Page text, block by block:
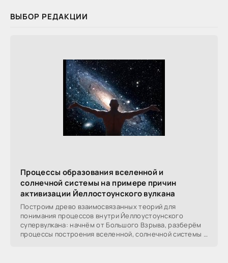
ВЫБОР РЕДАКЦИИ
Процессы образования вселенной и
солнечной системы на примере причин
активизации Йеллостоунского вулкана
Построим древо взаимосвязанных теорий для
понимания процессов внутри Йеллоустоунского
супервулкана: начнём от Большого Взрыва, разберём
процессы построения вселенной, солнечной системы в